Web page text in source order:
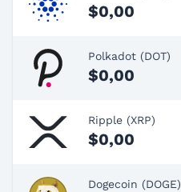
$0,00
Polkadot (DOT)
$0,00
Ripple (XRP)
$0,00
Dogecoin (DOGE)